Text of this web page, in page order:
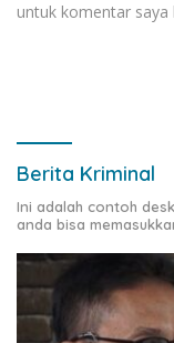
untuk komentar saya
Berita Kriminal
Ini adalah contoh
anda bisa